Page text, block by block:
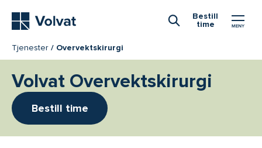
Bestill
time
Tjenester Overvektskirurgi
Volvat Overvektskirurgi
Bestill time